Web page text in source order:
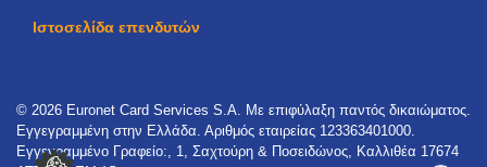
Ιστοσελίδα επενδυτών
© 2026 Euronet Card Services S.A. Με επιφύλαξη παντός δικαιώματος.
Εγγεγραμμένη στην Ελλάδα. Αριθμός εταιρείας 123363401000.
Εγγεγραμμένο Γραφείο:, 1, Σαχτούρη & Ποσειδώνος, Καλλιθέα 17674